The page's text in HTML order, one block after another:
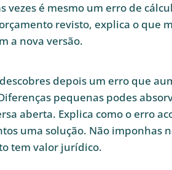
é mesmo um erro de
revisto, explica o que
a nova versão.
depois um erro que
pequenas podes
aberta. Explica como o erro
uma solução. Não imponhas
tem valor jurídico.